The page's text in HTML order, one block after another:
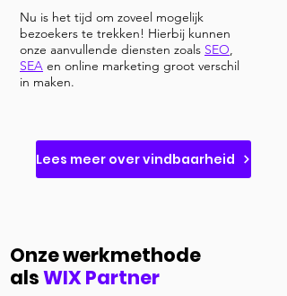
Nu is het tijd om zoveel mogelijk
bezoekers te trekken! Hierbij kunnen
onze aanvullende diensten zoals SEO,
SEA en online marketing groot verschil
in maken.
Lees meer over vindbaarheid
Onze werkmethode
alsWIX Partner